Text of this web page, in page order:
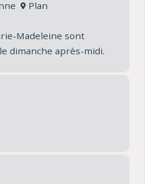
Plan
Madeleine sont
dimanche après-midi.